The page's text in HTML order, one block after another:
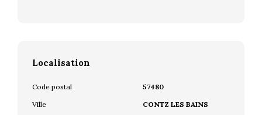
Localisation
Code postal
57480
Ville
CONTZ LES BAINS